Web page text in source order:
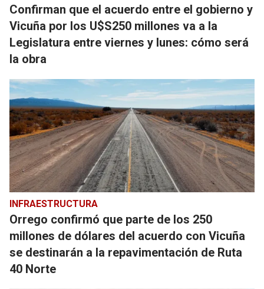
Confirman que el acuerdo entre el gobierno y
Vicuña por los U$S250 millones va a la
Legislatura entre viernes y lunes: cómo será
la obra
INFRAESTRUCTURA
Orrego confirmó que parte de los 250
millones de dólares del acuerdo con Vicuña
se destinarán a la repavimentación de Ruta
40 Norte